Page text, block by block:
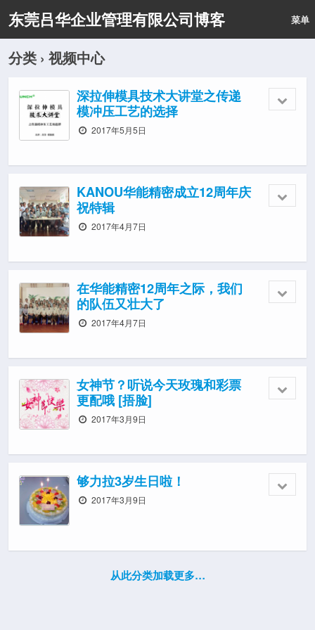
东莞吕华企业管理有限公司博客 菜单
分类 › 视频中心
深拉伸模具技术大讲堂之传递
模冲压工艺的选择
2017年5月5日
KANOU华能精密成立12周年庆
祝特辑
2017年4月7日
在华能精密12周年之际，我们
的队伍又壮大了
2017年4月7日
女神节？听说今天玫瑰和彩票
更配哦 [捂脸]
2017年3月9日
够力拉3岁生日啦！
2017年3月9日
从此分类加载更多…